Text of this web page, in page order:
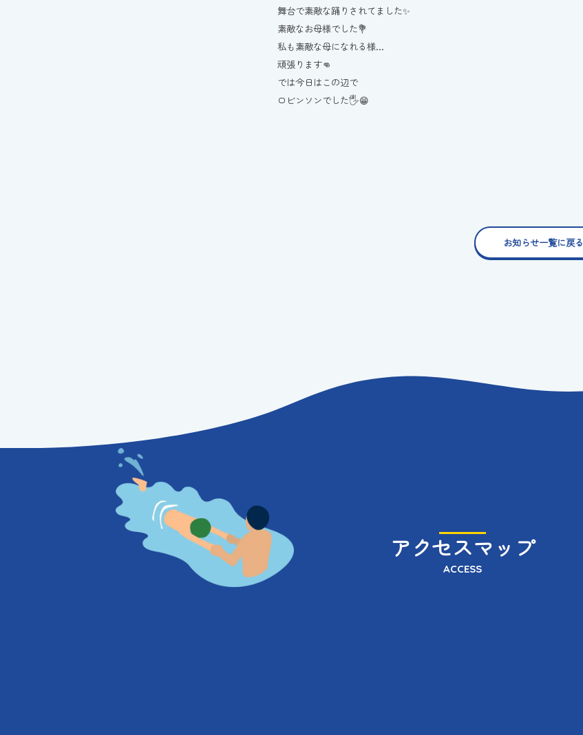
舞台で素敵な踊りされてました✨
素敵なお母様でした💐
私も素敵な母になれる様…
頑張ります👊
では今日はこの辺で
ロビンソンでした🖐😁
お知らせ一覧に戻る
アクセスマップ
ACCESS